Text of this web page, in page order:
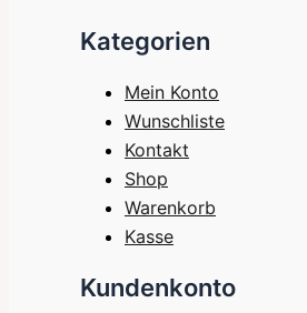
Kategorien
Mein Konto
Wunschliste
Kontakt
Shop
Warenkorb
Kasse
Kundenkonto